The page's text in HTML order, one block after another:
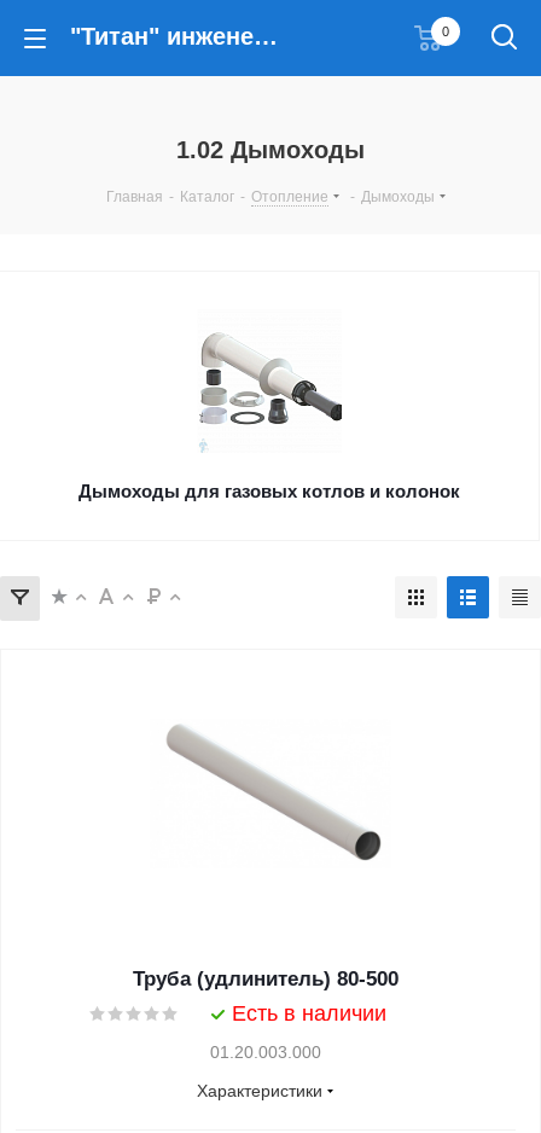
"Титан" инженерные решения 0
1.02 Дымоходы
Главная - Каталог - Отопление - Дымоходы
Дымоходы для газовых котлов и колонок
Труба (удлинитель) 80-500
Есть в наличии
01.20.003.000
Характеристики